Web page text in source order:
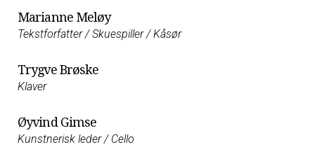
Marianne Meløy
Tekstforfatter / Skuespiller / Kåsør
Trygve Brøske
Klaver
Øyvind Gimse
Kunstnerisk leder / Cello